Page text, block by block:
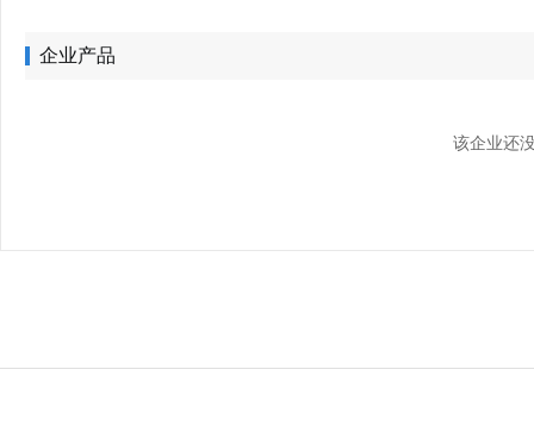
企业产品
该企业还